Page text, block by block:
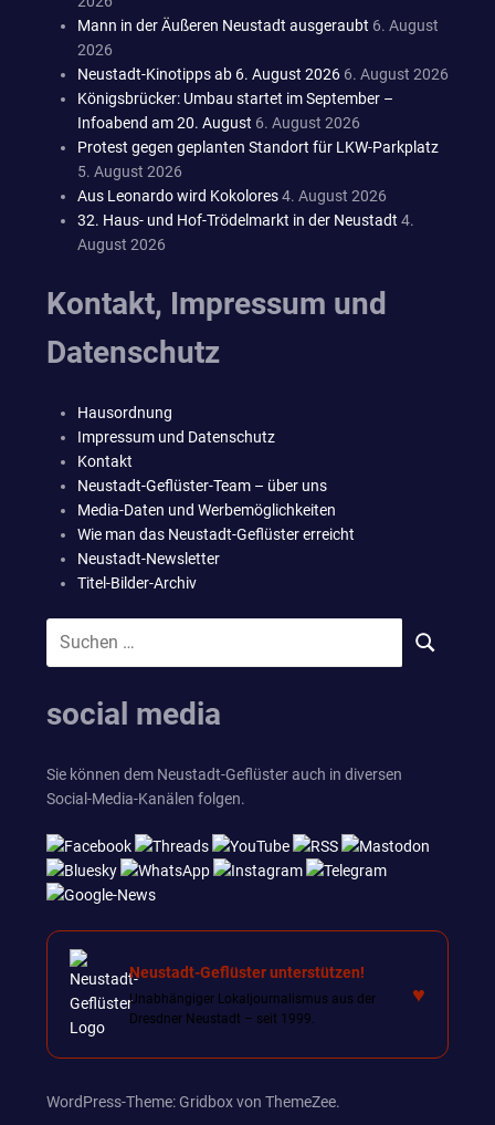
Mann in der Äußeren Neustadt ausgeraubt 6. August
2026
Neustadt-Kinotipps ab 6. August 2026 6. August 2026
Königsbrücker: Umbau startet im September –
Infoabend am 20. August 6. August 2026
Protest gegen geplanten Standort für LKW-Parkplatz
5. August 2026
Aus Leonardo wird Kokolores4. August 2026
32. Haus- und Hof-Trödelmarkt in der Neustadt 4.
August 2026
Kontakt, Impressum und
Datenschutz
Hausordnung
Impressum und Datenschutz
Kontakt
Neustadt-Geflüster-Team – über uns
Media-Daten und Werbemöglichkeiten
Wie man das Neustadt-Geflüster erreicht
Neustadt-Newsletter
Titel-Bilder-Archiv
Suchen
SUCHEN
social media
Sie können dem Neustadt-Geflüster auch in diversen
Social-Media-Kanälen folgen.
Neustadt-Geflüster unterstützen!
Unabhängiger Lokaljournalismus aus der
Dresdner Neustadt – seit 1999.
♥
WordPress-Theme: Gridbox von ThemeZee.